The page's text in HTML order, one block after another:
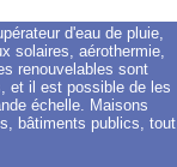
d'eau de pluie,
solaires, aérothermie,
renouvelables sont
et il est possible de les
échelle. Maisons
bâtiments publics, tout